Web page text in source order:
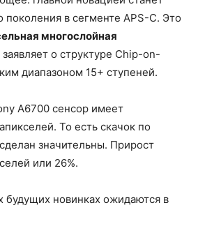
в сегменте APS-C. Это
многослойная
о структуре Chip-on-
диапазоном 15+ ступеней.
A6700 сенсор имеет
То есть скачок по
значительны. Прирост
или 26%.
будущих новинках ожидаются в